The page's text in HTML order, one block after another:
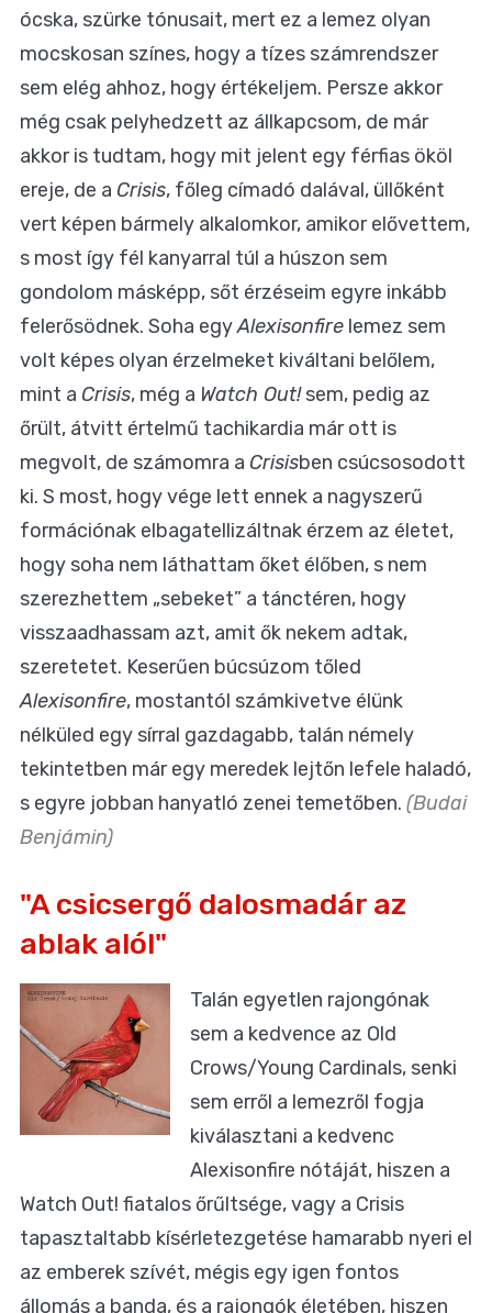
ócska, szürke tónusait, mert ez a lemez olyan
mocskosan színes, hogy a tízes számrendszer
sem elég ahhoz, hogy értékeljem. Persze akkor
még csak pelyhedzett az állkapcsom, de már
akkor is tudtam, hogy mit jelent egy férfias ököl
ereje, de a Crisis, főleg címadó dalával, üllőként
vert képen bármely alkalomkor, amikor elővettem,
s most így fél kanyarral túl a húszon sem
gondolom másképp, sőt érzéseim egyre inkább
felerősödnek. Soha egyAlexisonfire lemez sem
volt képes olyan érzelmeket kiváltani belőlem,
mint a Crisis, még a Watch Out!sem, pedig az
őrült, átvitt értelmű tachikardia már ott is
megvolt, de számomra a Crisisben csúcsosodott
ki. S most, hogy vége lett ennek a nagyszerű
formációnak elbagatellizáltnak érzem az életet,
hogy soha nem láthattam őket élőben, s nem
szerezhettem „sebeket” a tánctéren, hogy
visszaadhassam azt, amit ők nekem adtak,
szeretetet. Keserűen búcsúzom tőled
Alexisonfire, mostantól számkivetve élünk
nélküled egy sírral gazdagabb, talán némely
tekintetben már egy meredek lejtőn lefele haladó,
s egyre jobban hanyatló zenei temetőben. (Budai
Benjámin)
"A csicsergő dalosmadár az
ablak alól"
Talán egyetlen rajongónak
sem a kedvence az Old
Crows/Young Cardinals, senki
sem erről a lemezről fogja
kiválasztani a kedvenc
Alexisonfire nótáját, hiszen a
Watch Out! fiatalos őrűltsége, vagy a Crisis
tapasztaltabb kísérletezgetése hamarabb nyeri el
az emberek szívét, mégis egy igen fontos
állomás a banda, és a rajongók életében, hiszen